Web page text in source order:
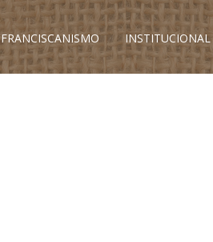
FRANCISCANISMO INSTITUCIONAL